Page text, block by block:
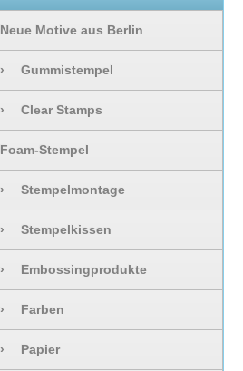
Neue Motive aus Berlin
› Gummistempel
› Clear Stamps
Foam-Stempel
› Stempelmontage
› Stempelkissen
› Embossingprodukte
› Farben
› Papier